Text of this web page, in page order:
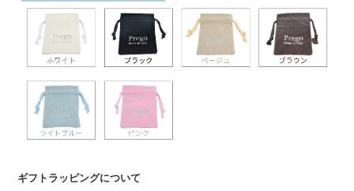
ギフトラッピングについて